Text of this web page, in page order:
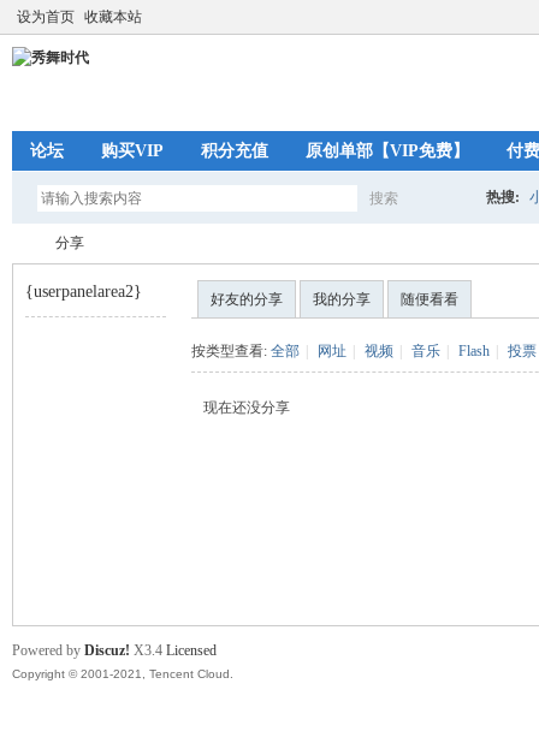
设为首页 收藏本站
论坛 购买VIP 积分充值 原创单部【VIP免费】 付
搜索 热搜:
分享
{userpanelarea2} 好友的分享 我的分享 随便看看
按类型查看: 全部 网址 视频 音乐 Flash 投票
现在还没分享
Powered by Discuz! X3.4 Licensed
Copyright © 2001-2021, Tencent Cloud.